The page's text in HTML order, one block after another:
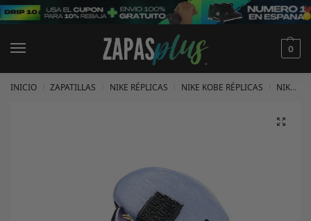
0
INICIO ZAPATILLAS NIKE RÉPLICAS NIKE KOBE RÉPLICAS NIKE KOBE 5 RÉPLICAS